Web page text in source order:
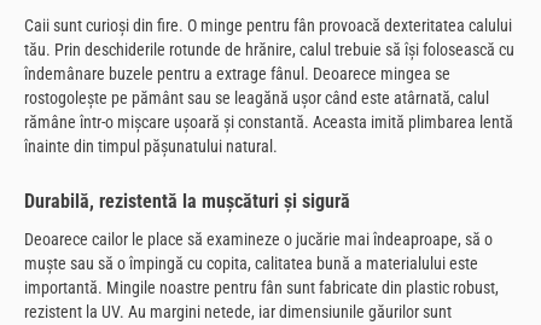
Caii sunt curioși din fire. O minge pentru fân provoacă dexteritatea calului
tău. Prin deschiderile rotunde de hrănire, calul trebuie să își folosească cu
îndemânare buzele pentru a extrage fânul. Deoarece mingea se
rostogolește pe pământ sau se leagănă ușor când este atârnată, calul
rămâne într-o mișcare ușoară și constantă. Aceasta imită plimbarea lentă
înainte din timpul pășunatului natural.
Durabilă, rezistentă la mușcături și sigură
Deoarece cailor le place să examineze o jucărie mai îndeaproape, să o
muște sau să o împingă cu copita, calitatea bună a materialului este
importantă. Mingile noastre pentru fân sunt fabricate din plastic robust,
rezistent la UV. Au margini netede, iar dimensiunile găurilor sunt